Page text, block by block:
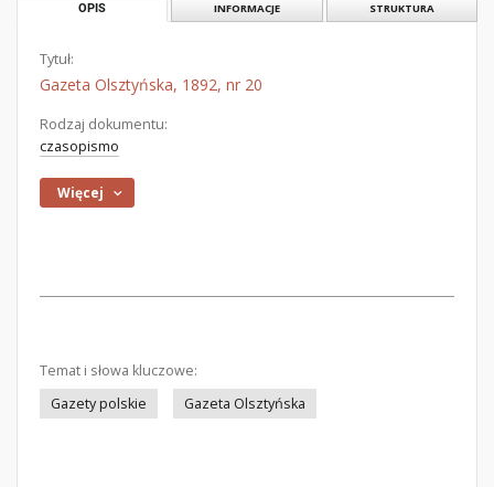
OPIS INFORMACJE STRUKTURA
Tytuł:
Gazeta Olsztyńska, 1892, nr 20
Rodzaj dokumentu:
czasopismo
Więcej
Temat i słowa kluczowe:
Gazety polskie
Gazeta Olsztyńska